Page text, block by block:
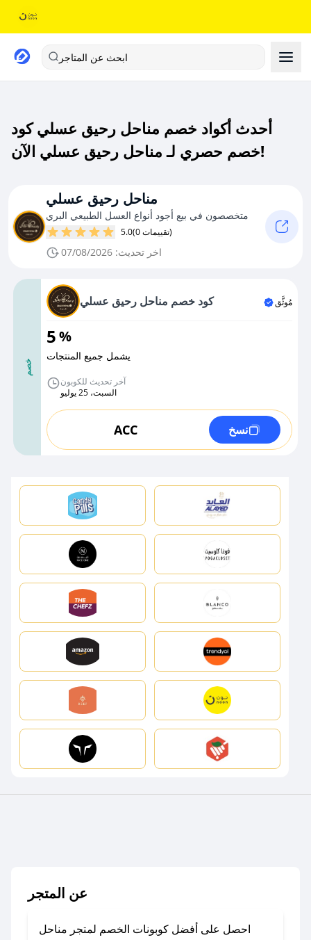
ابحث عن المتاجر
أحدث أكواد خصم مناحل رحيق عسلي كود
خصم حصري لـ مناحل رحيق عسلي الآن!
مناحل رحيق عسلي
متخصصون في بيع أجود أنواع العسل الطبيعي البري
5.0 (0 تقييمات)
اخر تحديث: 07/08/2026
خصم
كود خصم مناحل رحيق عسلي مُوثَّق
5%
يشمل جميع المنتجات
آخر تحديث للكوبون
السبت، 25 يوليو
ACC نسخ
عن المتجر
احصل على أفضل كوبونات الخصم لمتجر مناحل